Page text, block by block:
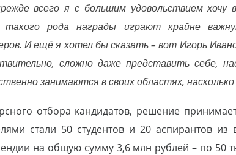
всего я с большим удовольствием хочу
рода награды играют крайне
И ещё я хотел бы сказать – вот Игорь
сложно даже представить себе,
занимаются в своих областях,
отбора кандидатов, решение
стали 50 студентов и 20 аспирантов
на общую сумму 3,6 млн рублей – по 50